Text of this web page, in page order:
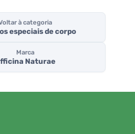
à categoria
especiais de corpo
Marca
Naturae